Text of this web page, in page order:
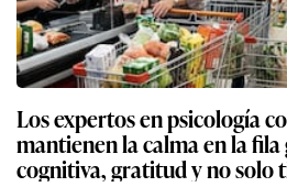
Los expertos en psicología
mantienen la calma en la
cognitiva, gratitud y no solo